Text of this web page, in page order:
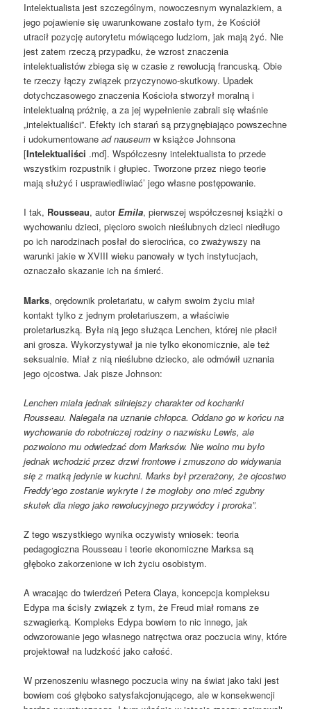
Intelektualista jest szczególnym, nowoczesnym wynalazkiem, a
jego pojawienie się uwarunkowane zostało tym, że Kościół
utracił pozycję autorytetu mówiącego ludziom, jak mają żyć. Nie
jest zatem rzeczą przypadku, że wzrost znaczenia
intelektualistów zbiega się w czasie z rewolucją francuską. Obie
te rzeczy łączy związek przyczynowo-skutkowy. Upadek
dotychczasowego znaczenia Kościoła stworzył moralną i
intelektualną próżnię, a za jej wypełnienie zabrali się właśnie
„intelektualiści”. Efekty ich starań są przygnębiająco powszechne
i udokumentowanead nauseum w książce Johnsona
[Intelektualiści .md]. Współczesny intelektualista to przede
wszystkim rozpustnik i głupiec. Tworzone przez niego teorie
mają służyć i usprawiedliwiać’ jego własne postępowanie.
I tak, Rousseau, autorEmila, pierwszej współczesnej książki o
wychowaniu dzieci, pięcioro swoich nieślubnych dzieci niedługo
po ich narodzinach posłał do sierocińca, co zważywszy na
warunki jakie w XVIII wieku panowały w tych instytucjach,
oznaczało skazanie ich na śmierć.
Marks, orędownik proletariatu, w całym swoim życiu miał
kontakt tylko z jednym proletariuszem, a właściwie
proletariuszką. Była nią jego służąca Lenchen, której nie płacił
ani grosza. Wykorzystywał ja nie tylko ekonomicznie, ale też
seksualnie. Miał z nią nieślubne dziecko, ale odmówił uznania
jego ojcostwa. Jak pisze Johnson:
Lenchen miała jednak silniejszy charakter od kochanki
Rousseau. Nalegała na uznanie chłopca. Oddano go w końcu na
wychowanie do robotniczej rodziny o nazwisku Lewis, ale
pozwolono mu odwiedzać dom Marksów. Nie wolno mu było
jednak wchodzić przez drzwi frontowe i zmuszono do widywania
się z matką jedynie w kuchni. Marks był przerażony, że ojcostwo
Freddy’ego zostanie wykryte iże mogłoby ono mieć zgubny
skutek dla niego jako rewolucyjnego przywódcy i proroka”.
Z tego wszystkiego wynika oczywisty wniosek: teoria
pedagogiczna Rousseau i teorie ekonomiczne Marksa są
głęboko zakorzenione w ich życiu osobistym.
A wracając do twierdzeń Petera Claya, koncepcja kompleksu
Edypa ma ścisły związek z tym, że Freud miał romans ze
szwagierką. Kompleks Edypa bowiem to nic innego, jak
odwzorowanie jego własnego natręctwa oraz poczucia winy, które
projektował na ludzkość jako całość.
W przenoszeniu własnego poczucia winy na świat jako taki jest
bowiem coś głęboko satysfakcjonującego, ale w konsekwencji